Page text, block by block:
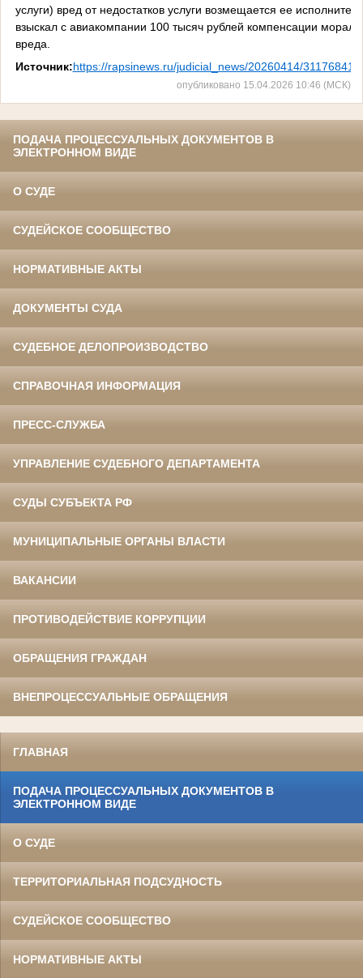
услуги) вред от недостатков услуги возмещается ее
взыскал с авиакомпании 100 тысяч рублей компенсации
вреда.
Источник:https://rapsinews.ru/judicial_news/20260414/
опубликовано 15.04.2026 10:46 (МСК)
ПОДАЧА ПРОЦЕССУАЛЬНЫХ ДОКУМЕНТОВ В
ЭЛЕКТРОННОМ ВИДЕ
О СУДЕ
СУДЕЙСКОЕ СООБЩЕСТВО
НОРМАТИВНЫЕ АКТЫ
ДОКУМЕНТЫ СУДА
СУДЕБНОЕ ДЕЛОПРОИЗВОДСТВО
СПРАВОЧНАЯ ИНФОРМАЦИЯ
ПРЕСС-СЛУЖБА
УПРАВЛЕНИЕ СУДЕБНОГО ДЕПАРТАМЕНТА
СУДЫ СУБЪЕКТА РФ
МУНИЦИПАЛЬНЫЕ ОРГАНЫ ВЛАСТИ
ВАКАНСИИ
ПРОТИВОДЕЙСТВИЕ КОРРУПЦИИ
ОБРАЩЕНИЯ ГРАЖДАН
ВНЕПРОЦЕССУАЛЬНЫЕ ОБРАЩЕНИЯ
ГЛАВНАЯ
ПОДАЧА ПРОЦЕССУАЛЬНЫХ ДОКУМЕНТОВ В
ЭЛЕКТРОННОМ ВИДЕ
О СУДЕ
ТЕРРИТОРИАЛЬНАЯ ПОДСУДНОСТЬ
СУДЕЙСКОЕ СООБЩЕСТВО
НОРМАТИВНЫЕ АКТЫ